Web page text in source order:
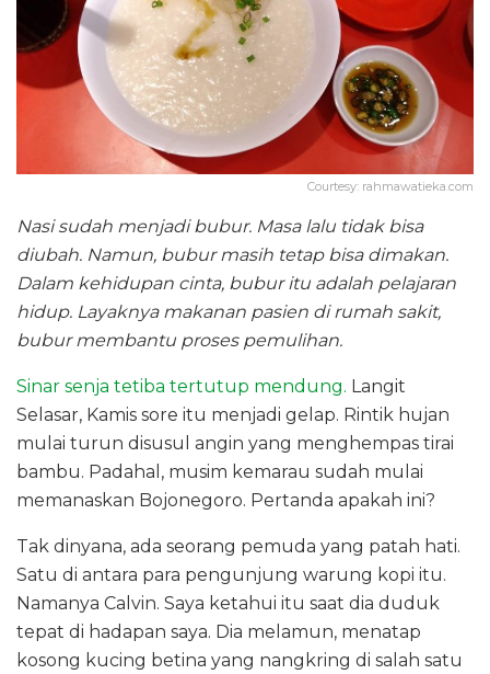
Courtesy: rahmawatieka.com
Nasi sudah menjadi bubur. Masa lalu tidak bisa
diubah. Namun, bubur masih tetap bisa dimakan.
Dalam kehidupan cinta, bubur itu adalah pelajaran
hidup. Layaknya makanan pasien di rumah sakit,
bubur membantu proses pemulihan.
Sinar senja tetiba tertutup mendung. Langit
Selasar, Kamis sore itu menjadi gelap. Rintik hujan
mulai turun disusul angin yang menghempas tirai
bambu. Padahal, musim kemarau sudah mulai
memanaskan Bojonegoro. Pertanda apakah ini?
Tak dinyana, ada seorang pemuda yang patah hati.
Satu di antara para pengunjung warung kopi itu.
Namanya Calvin. Saya ketahui itu saat dia duduk
tepat di hadapan saya. Dia melamun, menatap
kosong kucing betina yang nangkring di salah satu